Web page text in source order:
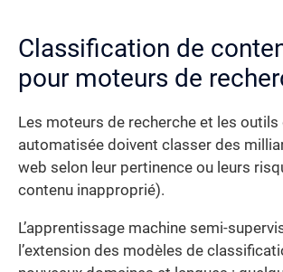
Classification de
pour moteurs de
Les moteurs de recherche et les
automatisée doivent classer des
web selon leur pertinence ou leurs
contenu inapproprié).
L’apprentissage machine semi-
l’extension des modèles de